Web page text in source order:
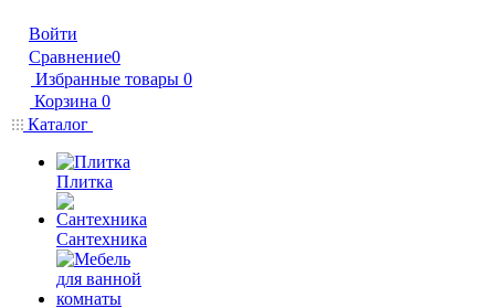
Войти
Сравнение0
Избранные товары 0
Корзина 0
Каталог
Плитка
Сантехника